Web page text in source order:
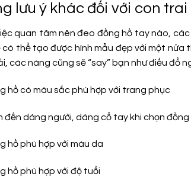
lưu ý khác đối với con
quan tâm nên đeo đồng hồ tay nào,
có thể tạo được hình mẫu đẹp với một nửa
các nàng cũng sẽ “say” bạn như điếu đổ
hồ có màu sắc phù hợp với trang phục
đến dáng người, dáng cổ tay khi chọn đồng
hồ phù hợp với màu da
hồ phù hợp với độ tuổi